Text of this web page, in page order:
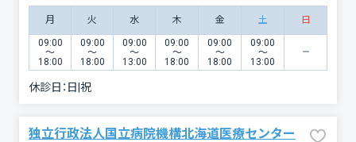
月 火 水 木 金 土 日
09:00
〜
18:00
09:00
〜
18:00
09:00
〜
13:00
09:00
〜
18:00
09:00
〜
18:00
09:00
〜
13:00
休診日： 日|祝
独立行政法人国立病院機構北海道医療センター